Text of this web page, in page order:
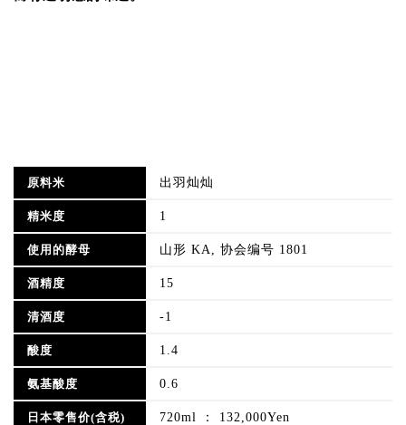
原料米 出羽灿灿
精米度 1
使用的酵母 山形 KA, 协会编号 1801
酒精度 15
清酒度 -1
酸度 1.4
氨基酸度 0.6
日本零售价(含税) 720ml ： 132,000Yen